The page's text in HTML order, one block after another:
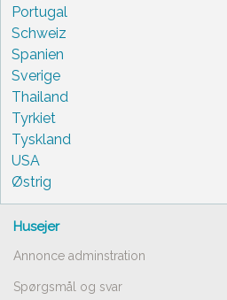
Portugal
Schweiz
Spanien
Sverige
Thailand
Tyrkiet
Tyskland
USA
Østrig
Husejer
Annonce adminstration
Spørgsmål og svar